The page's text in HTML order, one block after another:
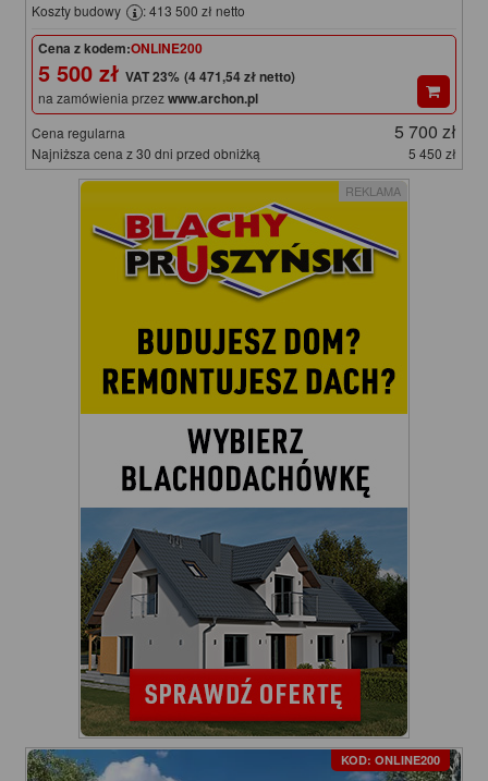
Koszty budowy : 413 500 zł netto
Cena z kodem:ONLINE200
5 500 zł (4 471,54 zł netto)
na zamówienia przezwww.archon.pl
Cena regularna 5 700 zł
Najniższa cena z 30 dni przed obniżką 5 450 zł
REKLAMA
KOD: ONLINE200